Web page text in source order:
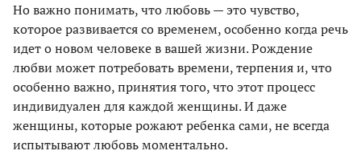
Но важно понимать, что любовь — это чувство,
которое развивается со временем, особенно когда речь
идет о новом человеке в вашей жизни. Рождение
любви может потребовать времени, терпения и, что
особенно важно, принятия того, что этот процесс
индивидуален для каждой женщины. И даже
женщины, которые рожают ребенка сами, не всегда
испытывают любовь моментально.